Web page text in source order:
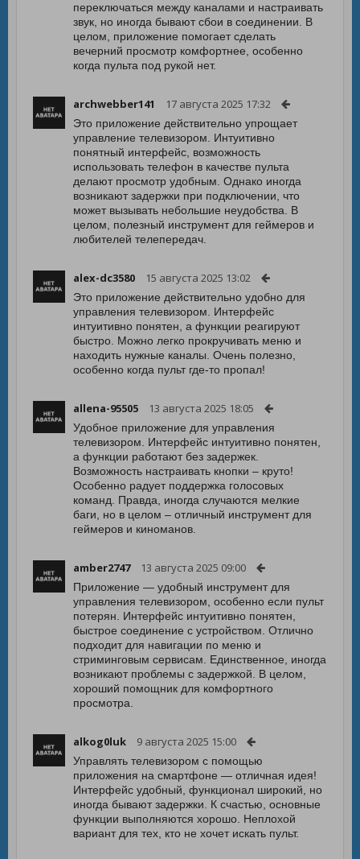
переключаться между каналами и настраивать
звук, но иногда бывают сбои в соединении. В
целом, приложение помогает сделать
вечерний просмотр комфортнее, особенно
когда пульта под рукой нет.
archwebber141 17 августа 2025 17:32
Это приложение действительно упрощает
управление телевизором. Интуитивно
понятный интерфейс, возможность
использовать телефон в качестве пульта
делают просмотр удобным. Однако иногда
возникают задержки при подключении, что
может вызывать небольшие неудобства. В
целом, полезный инструмент для геймеров и
любителей телепередач.
alex-dc3580 15 августа 2025 13:02
Это приложение действительно удобно для
управления телевизором. Интерфейс
интуитивно понятен, а функции реагируют
быстро. Можно легко прокручивать меню и
находить нужные каналы. Очень полезно,
особенно когда пульт где-то пропал!
allena-95505 13 августа 2025 18:05
Удобное приложение для управления
телевизором. Интерфейс интуитивно понятен,
а функции работают без задержек.
Возможность настраивать кнопки – круто!
Особенно радует поддержка голосовых
команд. Правда, иногда случаются мелкие
баги, но в целом – отличный инструмент для
геймеров и киноманов.
amber2747 13 августа 2025 09:00
Приложение — удобный инструмент для
управления телевизором, особенно если пульт
потерян. Интерфейс интуитивно понятен,
быстрое соединение с устройством. Отлично
подходит для навигации по меню и
стриминговым сервисам. Единственное, иногда
возникают проблемы с задержкой. В целом,
хороший помощник для комфортного
просмотра.
alkog0luk 9 августа 2025 15:00
Управлять телевизором с помощью
приложения на смартфоне — отличная идея!
Интерфейс удобный, функционал широкий, но
иногда бывают задержки. К счастью, основные
функции выполняются хорошо. Неплохой
вариант для тех, кто не хочет искать пульт.